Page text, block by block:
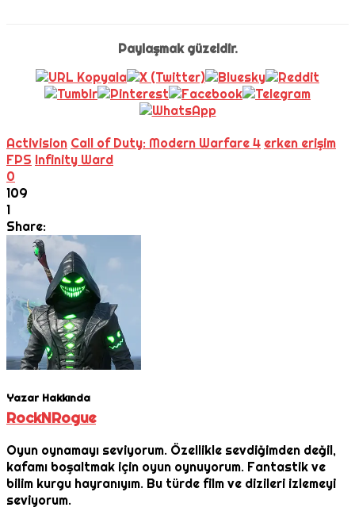
Paylaşmak güzeldir.
Activision Call of Duty: Modern Warfare 4 erken erişim
FPS Infinity Ward
0
109
1
Share:
Yazar Hakkında
RockNRogue
Oyun oynamayı seviyorum. Özellikle sevdiğimden değil,
kafamı boşaltmak için oyun oynuyorum. Fantastik ve
bilim kurgu hayranıyım. Bu türde film ve dizileri izlemeyi
seviyorum.